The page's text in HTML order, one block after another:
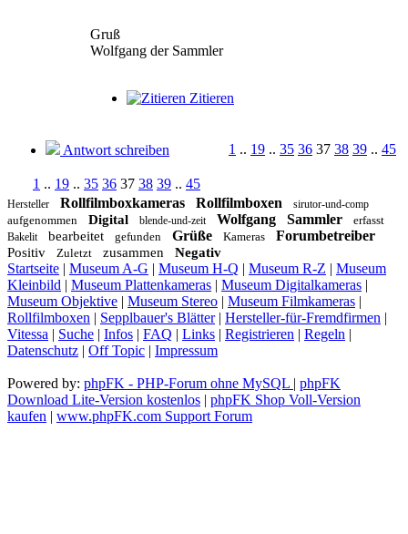
Gruß
Wolfgang der Sammler
Zitieren
Antwort schreiben 1 .. 19 .. 35 36 37 38 39 .. 45
1 .. 19 .. 35 36 37 38 39 .. 45
Hersteller Rollfilmboxkameras Rollfilmboxen sirutor-und-comp
aufgenommen Digital blende-und-zeit Wolfgang Sammler erfasst
Bakelit bearbeitet gefunden Grüße Kameras Forumbetreiber
Positiv Zuletzt zusammen Negativ
Startseite | Museum A-G | Museum H-Q | Museum R-Z | Museum
Kleinbild | Museum Plattenkameras | Museum Digitalkameras |
Museum Objektive | Museum Stereo | Museum Filmkameras |
Rollfilmboxen | Sepplbauer's Blätter| Hersteller-für-Fremdfirmen |
Vitessa | Suche | Infos | FAQ | Links | Registrieren | Regeln |
Datenschutz | Off Topic | Impressum
Powered by: phpFK - PHP-Forum ohne MySQL | phpFK
Download Lite-Version kostenlos | phpFK Shop Voll-Version
kaufen | www.phpFK.com Support Forum